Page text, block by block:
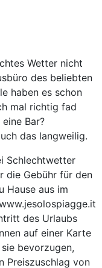
Wetter nicht
des beliebten
haben es schon
mal richtig fad
Bar?
das langweilig.
Schlechtwetter
die Gebühr für den
Hause aus im
des Urlaubs
auf einer Karte
bevorzugen,
Preiszuschlag von